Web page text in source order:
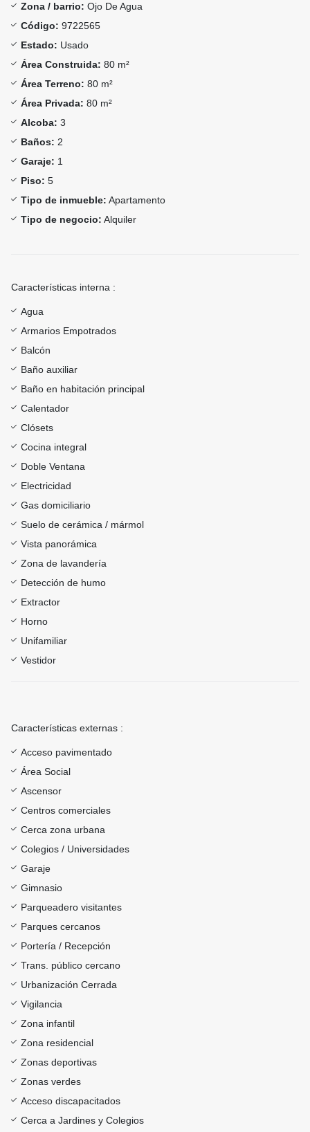
Zona / barrio: Ojo De Agua
Código: 9722565
Estado: Usado
Área Construida: 80 m²
Área Terreno: 80 m²
Área Privada: 80 m²
Alcoba: 3
Baños: 2
Garaje: 1
Piso: 5
Tipo de inmueble: Apartamento
Tipo de negocio: Alquiler
Características interna :
Agua
Armarios Empotrados
Balcón
Baño auxiliar
Baño en habitación principal
Calentador
Clósets
Cocina integral
Doble Ventana
Electricidad
Gas domiciliario
Suelo de cerámica / mármol
Vista panorámica
Zona de lavandería
Detección de humo
Extractor
Horno
Unifamiliar
Vestidor
Características externas :
Acceso pavimentado
Área Social
Ascensor
Centros comerciales
Cerca zona urbana
Colegios / Universidades
Garaje
Gimnasio
Parqueadero visitantes
Parques cercanos
Portería / Recepción
Trans. público cercano
Urbanización Cerrada
Vigilancia
Zona infantil
Zona residencial
Zonas deportivas
Zonas verdes
Acceso discapacitados
Cerca a Jardines y Colegios